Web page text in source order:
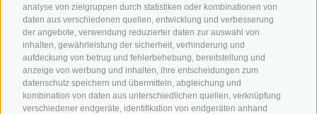
analyse von zielgruppen durch statistiken oder kombinationen von
daten aus verschiedenen quellen, entwicklung und verbesserung
der angebote, verwendung reduzierter daten zur auswahl von
inhalten, gewährleistung der sicherheit, verhinderung und
aufdeckung von betrug und fehlerbehebung, bereitstellung und
anzeige von werbung und inhalten, ihre entscheidungen zum
datenschutz speichern und übermitteln, abgleichung und
kombination von daten aus unterschiedlichen quellen, verknüpfung
verschiedener endgeräte, identifikation von endgeräten anhand
info@bikehotels.it
MELDE DICH ZU UNSEREM NEWSLETTER AN!